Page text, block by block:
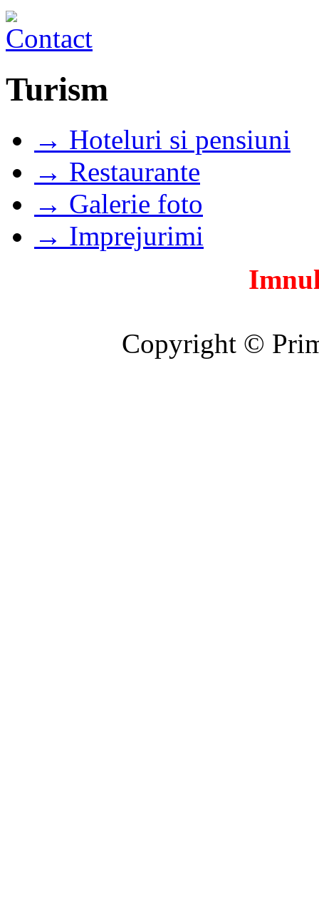
Turism
→ Hoteluri si pensiuni
→ Restaurante
→ Galerie foto
→ Imprejurimi
Copyright ©